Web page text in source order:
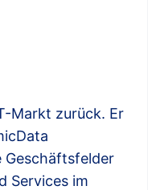
Markt zurück. Er
Geschäftsfelder
Services im